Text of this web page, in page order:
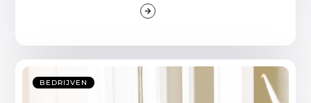
BEDRIJVEN